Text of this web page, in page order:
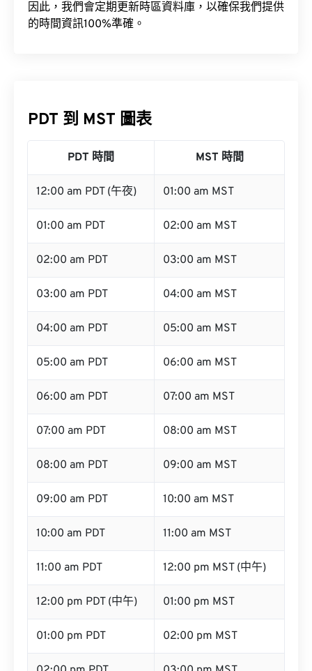
因此，我們會定期更新時區資料庫，以確保我們提供
的時間資訊100%準確。
PDT 到 MST 圖表
PDT 時間 MST 時間
12:00 am PDT (午夜) 01:00 am MST
01:00 am PDT 02:00 am MST
02:00 am PDT 03:00 am MST
03:00 am PDT 04:00 am MST
04:00 am PDT 05:00 am MST
05:00 am PDT 06:00 am MST
06:00 am PDT 07:00 am MST
07:00 am PDT 08:00 am MST
08:00 am PDT 09:00 am MST
09:00 am PDT 10:00 am MST
10:00 am PDT 11:00 am MST
11:00 am PDT 12:00 pm MST (中午)
12:00 pm PDT (中午) 01:00 pm MST
01:00 pm PDT 02:00 pm MST